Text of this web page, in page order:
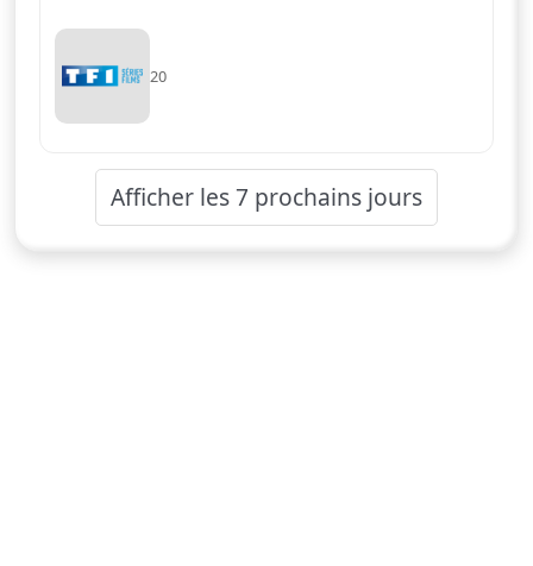
20
Afficher les 7 prochains jours